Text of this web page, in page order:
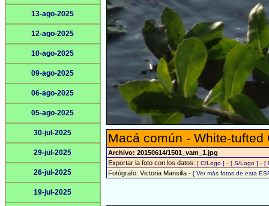
13-ago-2025
12-ago-2025
10-ago-2025
09-ago-2025
06-ago-2025
05-ago-2025
30-jul-2025
29-jul-2025
26-jul-2025
19-jul-2025
Macá común - White-
Archivo: 20150614/1501_vam_1.jpg
Exportar la foto con los datos: [ C/Logo ] - [ S/Logo ] - [
Fotógrafo: Victoria Mansilla - [ Ver más fotos de esta